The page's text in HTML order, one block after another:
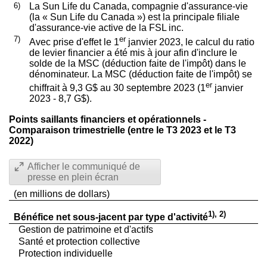
6)
La Sun Life du Canada, compagnie d'assurance-vie
(la « Sun Life du Canada ») est la principale filiale
d'assurance-vie active de la FSL inc.
7) Avec prise d'effet le 1er janvier 2023, le calcul du ratio
de levier financier a été mis à jour afin d'inclure le
solde de la MSC (déduction faite de l'impôt) dans le
dénominateur. La MSC (déduction faite de l'impôt) se
chiffrait à 9,3 G$ au 30 septembre 2023 (1er janvier
2023 - 8,7 G$).
Points saillants financiers et opérationnels -
Comparaison trimestrielle (entre le T3 2023 et le T3
2022)
Afficher le communiqué de
presse en plein écran
(en millions de dollars)
Bénéfice net sous-jacent par type d'activité1), 2)
Gestion de patrimoine et d'actifs
Santé et protection collective
Protection individuelle